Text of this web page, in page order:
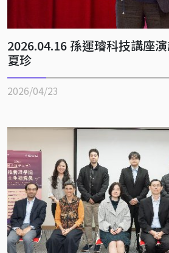
2026.04.16 孫運璿科技講座
夏珍
2026/04/23